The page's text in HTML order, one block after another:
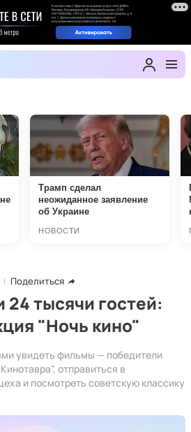
Поделиться
24 тысячи гостей:
"Ночь кино"
увидеть фильмы — победители
отправиться в
и посмотреть советскую классику